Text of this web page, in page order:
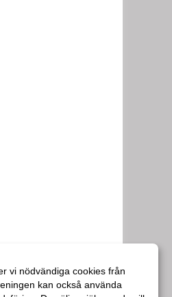
vi nödvändiga cookies från
kan också använda